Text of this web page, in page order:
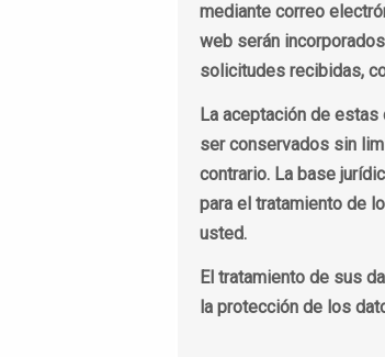
mediante correo
web serán
solicitudes recibidas,
La aceptación de
ser conservados sin
contrario. La base
para el tratamiento de
usted.
El tratamiento de sus
la protección de los